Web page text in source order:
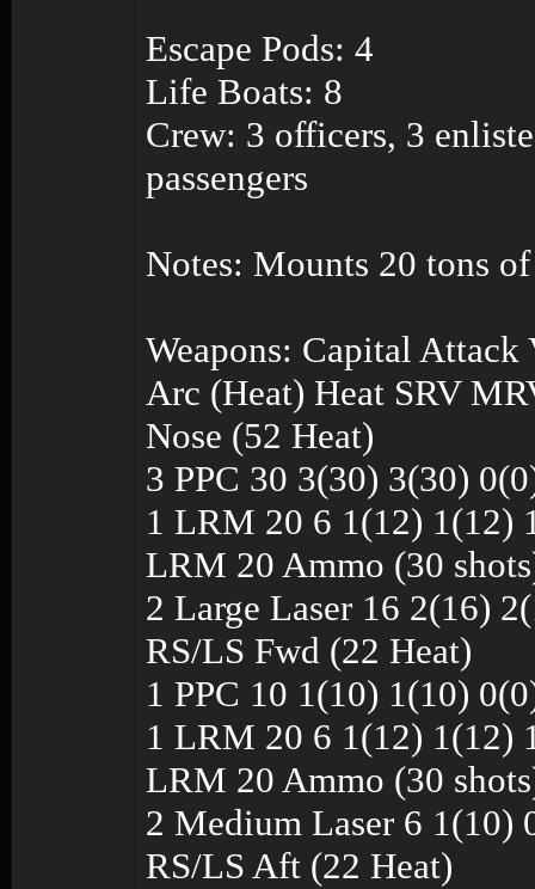
Escape Pods: 4
Life Boats: 8
Crew: 3 officers, 3
passengers
Notes: Mounts 20 tons
Weapons: Capital Attack
Arc (Heat) Heat SRV
Nose (52 Heat)
3 PPC 30 3(30) 3(30)
1 LRM 20 6 1(12) 1(12)
LRM 20 Ammo (30
2 Large Laser 16 2(16)
RS/LS Fwd (22 Heat)
1 PPC 10 1(10) 1(10)
1 LRM 20 6 1(12) 1(12)
LRM 20 Ammo (30
2 Medium Laser 6 1(10)
RS/LS Aft (22 Heat)